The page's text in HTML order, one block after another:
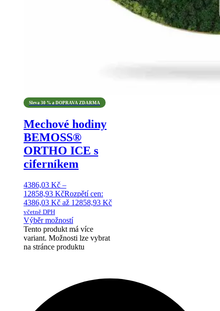
Sleva 30 % a DOPRAVA ZDARMA
Mechové hodiny
BEMOSS®
ORTHO ICE s
ciferníkem
4386,03 Kč –
12858,93 KčRozpětí cen:
4386,03 Kč až 12858,93 Kč
včetně DPH
Výběr možností
Tento produkt má více
variant. Možnosti lze vybrat
na stránce produktu